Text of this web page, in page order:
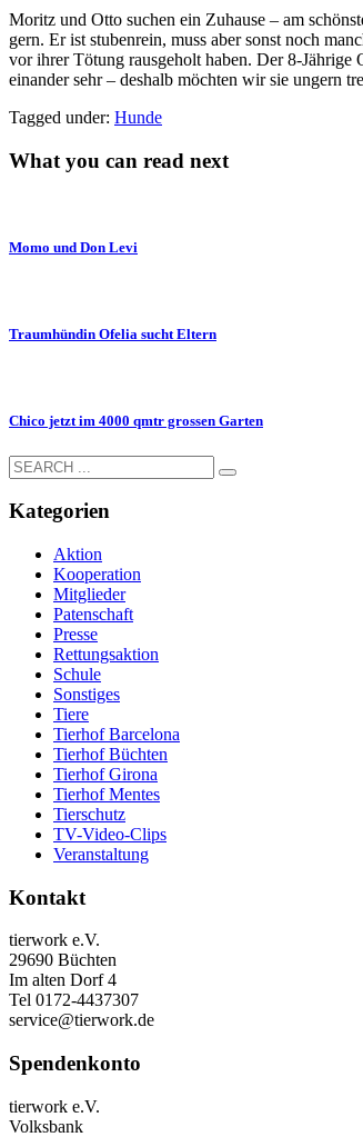
Moritz und Otto suchen ein Zuhause – am
gern. Er ist stubenrein, muss aber sonst noch
vor ihrer Tötung rausgeholt haben. Der 8-Jährige
einander sehr – deshalb möchten wir sie ungern
Tagged under: Hunde
What you can read next
Momo und Don Levi
Traumhündin Ofelia sucht Eltern
Chico jetzt im 4000 qmtr grossen Garten
Kategorien
Aktion
Kooperation
Mitglieder
Patenschaft
Presse
Rettungsaktion
Schule
Sonstiges
Tiere
Tierhof Barcelona
Tierhof Büchten
Tierhof Girona
Tierhof Mentes
Tierschutz
TV-Video-Clips
Veranstaltung
Kontakt
tierwork e.V.
29690 Büchten
Im alten Dorf 4
Tel 0172-4437307
service@tierwork.de
Spendenkonto
tierwork e.V.
Volksbank